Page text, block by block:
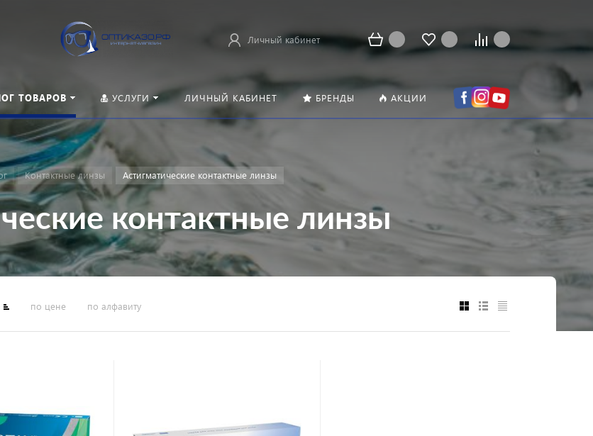
Личный кабинет
ТОВАРОВ УСЛУГИ ЛИЧНЫЙ КАБИНЕТ БРЕНДЫ АКЦИИ
Контактные линзы Астигматические контактные линзы
контактные линзы
по цене по алфавиту